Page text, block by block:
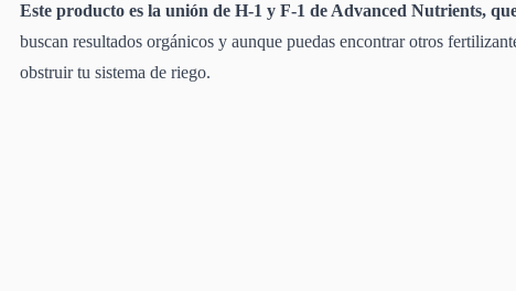
Este producto es la unión de H-1 y F-1 de Advanced Nutrients,
buscan resultados orgánicos y aunque puedas encontrar otros
obstruir tu sistema de riego.